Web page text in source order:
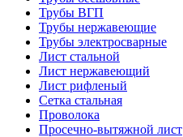
Трубы ВГП
Трубы нержавеющие
Трубы электросварные
Лист стальной
Лист нержавеющий
Лист рифленый
Сетка стальная
Проволока
Просечно-вытяжной лист